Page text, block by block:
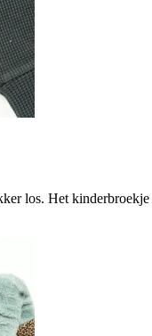
los. Het kinderbroekje